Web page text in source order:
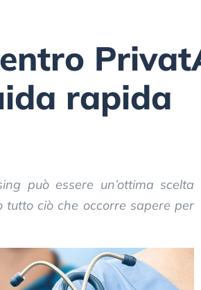
rapida
può essere un’ottima scelta
ciò che occorre sapere per